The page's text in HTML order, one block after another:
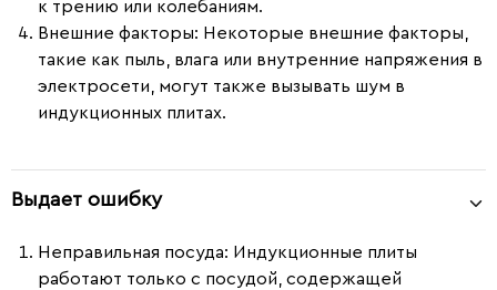
к трению или колебаниям.
Внешние факторы: Некоторые внешние факторы,
такие как пыль, влага или внутренние напряжения в
электросети, могут также вызывать шум в
индукционных плитах.
Выдает ошибку
Неправильная посуда: Индукционные плиты
работают только с посудой, содержащей